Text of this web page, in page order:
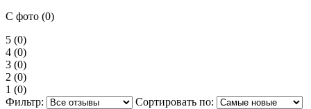
С фото (0)
5 (0)
4 (0)
3 (0)
2 (0)
1 (0)
Фильтр:
Сортировать по: